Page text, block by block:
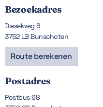
Bezoekadres
Dieselweg 6
3752 LB Bunschoten
Route berekenen
Postadres
Postbus 68